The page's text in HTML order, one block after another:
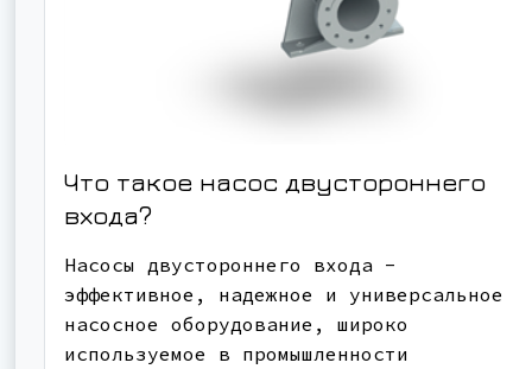
Что такое насос двустороннего
входа?
Насосы двустороннего входа -
эффективное, надежное и универсальное
насосное оборудование, широко
используемое в промышленности